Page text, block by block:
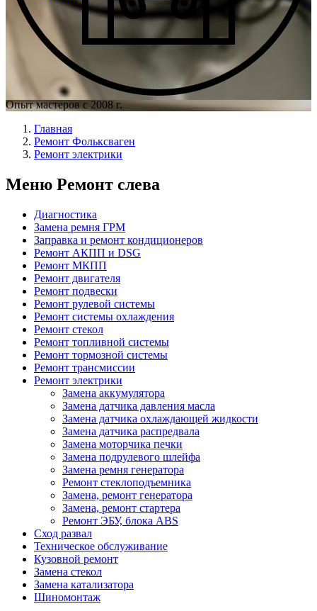
Опыт мастеров с 2008 г.
Главная
Ремонт Фольксваген
Ремонт электрики
Меню Ремонт слева
Диагностика
Замена ремня ГРМ
Заправка и ремонт кондиционеров
Ремонт АКПП и DSG
Ремонт МКПП
Ремонт двигателя
Ремонт подвески
Ремонт рулевой системы
Ремонт системы охлаждения
Ремонт стекол
Ремонт топливной системы
Ремонт тормозной системы
Ремонт трансмиссии
Ремонт электрики
Замена аккумулятора
Замена датчика давления масла
Замена датчика охлаждающей жидкости
Замена датчика распредвала
Замена моторчика печки
Замена подрулевого шлейфа
Замена ремня генератора
Ремонт стеклоподъемника
Замена, ремонт генератора
Замена, ремонт стартера
Ремонт ЭБУ, блока ABS
Сход развал
Техническое обслуживание
Кузовной ремонт
Замена стекол
Замена катализатора
Шиномонтаж